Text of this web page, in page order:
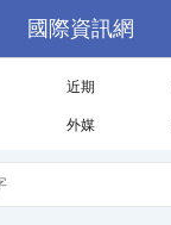
國際資訊網
近期
外媒